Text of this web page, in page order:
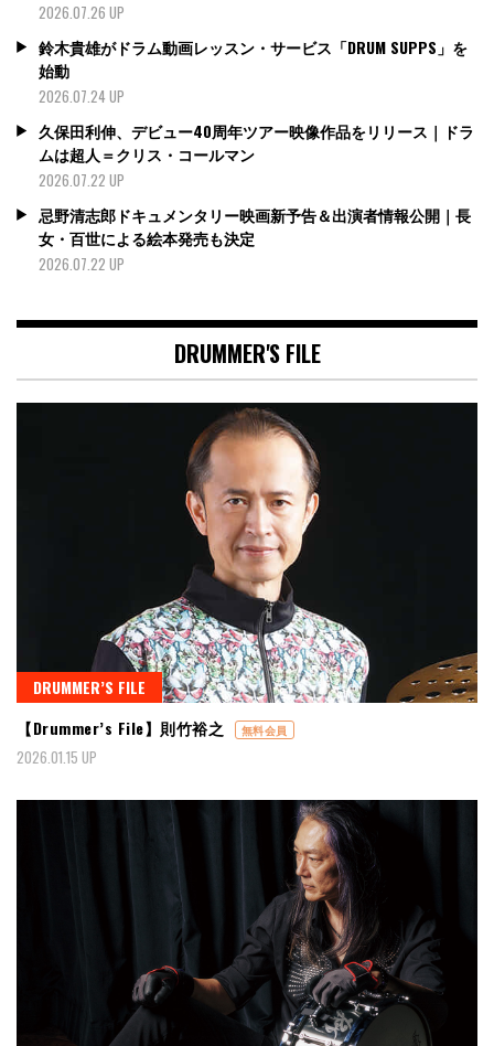
2026.07.26 UP
鈴木貴雄がドラム動画レッスン・サービス「DRUM SUPPS」を
始動
2026.07.24 UP
久保田利伸、デビュー40周年ツアー映像作品をリリース｜ドラ
ムは超人＝クリス・コールマン
2026.07.22 UP
忌野清志郎ドキュメンタリー映画新予告＆出演者情報公開｜長
女・百世による絵本発売も決定
2026.07.22 UP
DRUMMER'S FILE
DRUMMER’S FILE
【Drummer’s File】則竹裕之
無料会員
2026.01.15 UP